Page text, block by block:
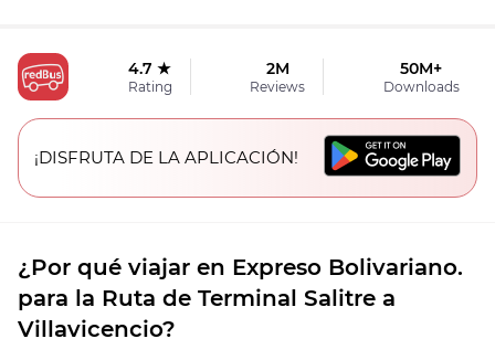
4.7 ★
Rating
2M
Reviews
50M+
Downloads
¡DISFRUTA DE LA APLICACIÓN!
¿Por qué viajar en Expreso Bolivariano.
para la Ruta de Terminal Salitre a
Villavicencio?